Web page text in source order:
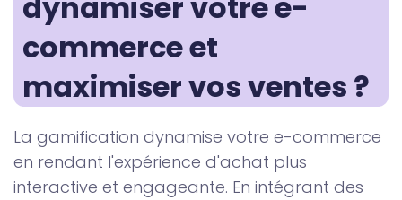
commerce et
maximiser vos ventes ?
La gamification dynamise votre e-commerce
en rendant l'expérience d'achat plus
interactive et engageante. En intégrant des